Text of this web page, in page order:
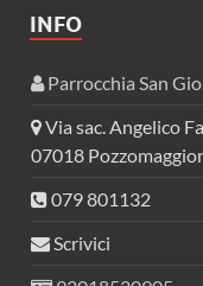
INFO
Parrocchia San
Via sac. Angelico
07018
079 801132
Scrivici